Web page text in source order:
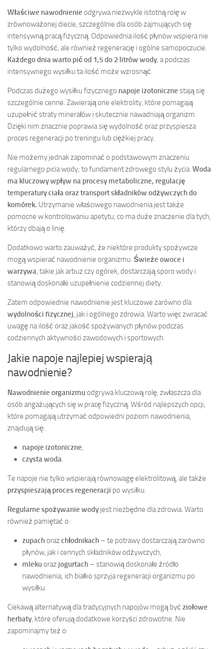
Właściwe nawodnienie odgrywa niezwykle istotną rolę w
zrównoważonej diecie, szczególnie dla osób zajmujących się
intensywną pracą fizyczną. Odpowiednia ilość płynów wspiera nie
tylko wydolność, ale również regenerację i ogólne samopoczucie.
Każdego dnia warto pić od 1,5 do 2 litrów wody, a podczas
intensywnego wysiłku ta ilość może wzrosnąć.
Podczas dużego wysiłku fizycznego napoje izotoniczne stają się
szczególnie cenne. Zawierają one elektrolity, które pomagają
uzupełnić straty minerałów i skutecznie nawadniają organizm.
Dzięki nim znacznie poprawia się wydolność oraz przyspiesza
proces regeneracji po treningu lub ciężkiej pracy.
Nie możemy jednak zapominać o podstawowym znaczeniu
regularnego picia wody; to fundament zdrowego stylu życia. Woda
ma kluczowy wpływ na procesy metaboliczne, regulację
temperatury ciała oraz transport składników odżywczych do
komórek. Utrzymanie właściwego nawodnienia jest także
pomocne w kontrolowaniu apetytu, co ma duże znaczenie dla tych,
którzy dbają o linię.
Dodatkowo warto zauważyć, że niektóre produkty spożywcze
mogą wspierać nawodnienie organizmu. Świeże owoce i
warzywa, takie jak arbuz czy ogórek, dostarczają sporo wody i
stanowią doskonałe uzupełnienie codziennej diety.
Zatem odpowiednie nawodnienie jest kluczowe zarówno dla
wydolności fizycznej, jak i ogólnego zdrowia. Warto więc zwracać
uwagę na ilość oraz jakość spożywanych płynów podczas
codziennych aktywności zawodowych i sportowych.
Jakie napoje najlepiej wspierają
nawodnienie?
Nawodnienie organizmuodgrywa kluczową rolę, zwłaszcza dla
osób angażujących się w pracę fizyczną. Wśród najlepszych opcji,
które pomagają utrzymać odpowiedni poziom nawodnienia,
znajdują się:
napoje izotoniczne,
czysta woda.
Te napoje nie tylko wspierają równowagę elektrolitową, ale także
przyspieszają proces regeneracji po wysiłku.
Regularne spożywanie wody jest niezbędne dla zdrowia. Warto
również pamiętać o:
zupachorazchłodnikach – te potrawy dostarczają zarówno
płynów, jak i cennych składników odżywczych,
mlekuoraz jogurtach – stanowią doskonałe źródło
nawodnienia; ich białko sprzyja regeneracji organizmu po
wysiłku.
Ciekawą alternatywą dla tradycyjnych napojów mogą być ziołowe
herbaty, które oferują dodatkowe korzyści zdrowotne. Nie
zapominajmy też o: